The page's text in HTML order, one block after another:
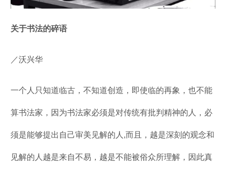
关于书法的碎语
／沃兴华
一个人只知道临古，不知道创造，即使临的再象，也不能
算书法家，因为书法家必须是对传统有批判精神的人，必
须是能够提出自己审美见解的人,而且，越是深刻的观念和
见解的人越是来自不易，越是不能被俗众所理解，因此真